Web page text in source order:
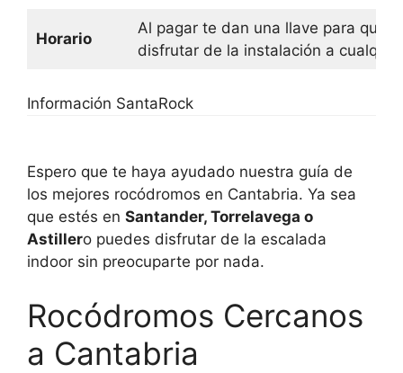
Horario
Al pagar te dan una llave para que
disfrutar de la instalación a
Información SantaRock
Espero que te haya ayudado nuestra guía de
los mejores rocódromos en Cantabria. Ya sea
que estés en Santander, Torrelavega o
Astillero puedes disfrutar de la escalada
indoor sin preocuparte por nada.
Rocódromos Cercanos
a Cantabria